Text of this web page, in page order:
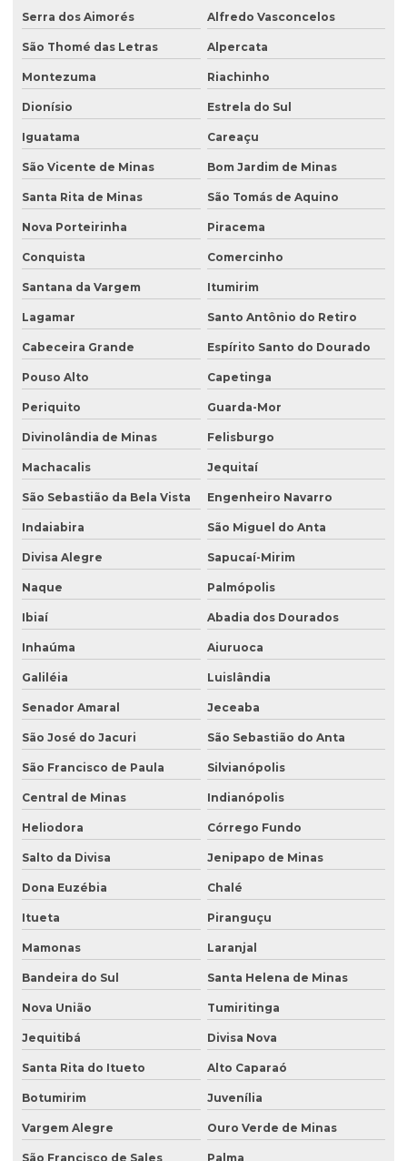
Serra dos Aimorés Alfredo Vasconcelos
São Thomé das Letras Alpercata
Montezuma Riachinho
Dionísio Estrela do Sul
Iguatama Careaçu
São Vicente de Minas Bom Jardim de Minas
Santa Rita de Minas São Tomás de Aquino
Nova Porteirinha Piracema
Conquista Comercinho
Santana da Vargem Itumirim
Lagamar Santo Antônio do Retiro
Cabeceira Grande Espírito Santo do Dourado
Pouso Alto Capetinga
Periquito Guarda-Mor
Divinolândia de Minas Felisburgo
Machacalis Jequitaí
São Sebastião da Bela Vista Engenheiro Navarro
Indaiabira São Miguel do Anta
Divisa Alegre Sapucaí-Mirim
Naque Palmópolis
Ibiaí Abadia dos Dourados
Inhaúma Aiuruoca
Galiléia Luislândia
Senador Amaral Jeceaba
São José do Jacuri São Sebastião do Anta
São Francisco de Paula Silvianópolis
Central de Minas Indianópolis
Heliodora Córrego Fundo
Salto da Divisa Jenipapo de Minas
Dona Euzébia Chalé
Itueta Piranguçu
Mamonas Laranjal
Bandeira do Sul Santa Helena de Minas
Nova União Tumiritinga
Jequitibá Divisa Nova
Santa Rita do Itueto Alto Caparaó
Botumirim Juvenília
Vargem Alegre Ouro Verde de Minas
São Francisco de Sales Palma